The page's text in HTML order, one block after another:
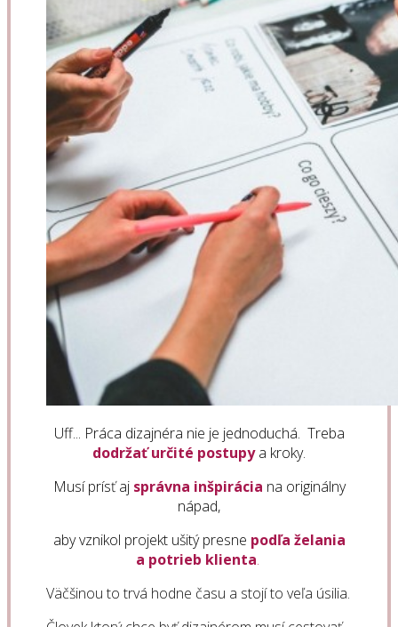
Uff... Práca dizajnéra nie je jednoduchá. Treba
dodržať určité postupy a kroky.
Musí prísť aj správna inšpirácia na originálny
nápad,
aby vznikol projekt ušitý presne podľa želania
a potrieb klienta.
Väčšinou to trvá hodne času a stojí to veľa úsilia.